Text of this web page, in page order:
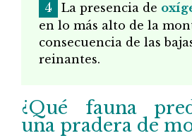
La presencia de
en lo más alto de la
consecuencia de las
reinantes.
¿Qué fauna
una pradera de